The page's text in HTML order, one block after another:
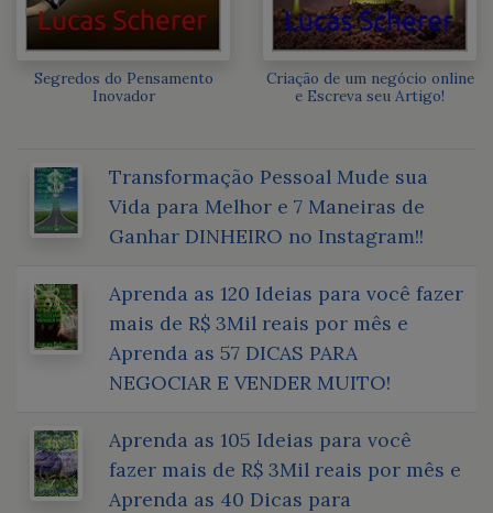
Segredos do Pensamento
Inovador
Criação de um negócio online
e Escreva seu Artigo!
Transformação Pessoal Mude sua
Vida para Melhor e 7 Maneiras de
Ganhar DINHEIRO no Instagram!!
Aprenda as 120 Ideias para você fazer
mais de R$ 3Mil reais por mês e
Aprenda as 57 DICAS PARA
NEGOCIAR E VENDER MUITO!
Aprenda as 105 Ideias para você
fazer mais de R$ 3Mil reais por mês e
Aprenda as 40 Dicas para